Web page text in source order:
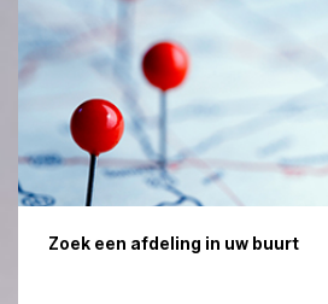
Zoek een afdeling in uw buurt